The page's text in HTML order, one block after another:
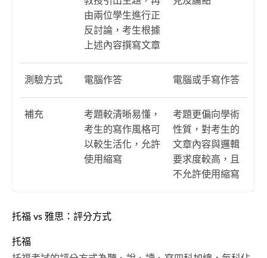
由兩位學生進行正
反討論，考生根據
上述內容撰寫文章
測驗方式 電腦作答 電腦或手寫作答
補充
考題較清晰易懂，
考生的寫作風格可
以較生活化，允許
使用縮寫
考題更偏向學術
性質，對考生的
文章內容與邏輯
要求度較高，且
不允許使用縮寫
托福 vs 雅思：評分方式
托福